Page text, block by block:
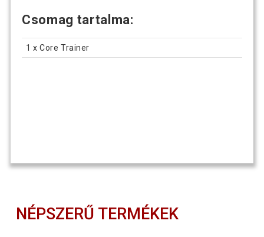
Csomag tartalma:
1 x Core Trainer
NÉPSZERŰ TERMÉKEK